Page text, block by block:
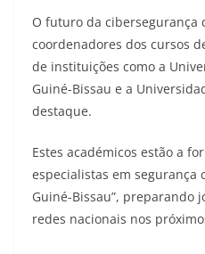
O futuro da cibersegurança
coordenadores dos cursos
de instituições como a
Guiné-Bissau e a
destaque.
Estes académicos estão a
especialistas em segurança
Guiné-Bissau”, preparando
redes nacionais nos